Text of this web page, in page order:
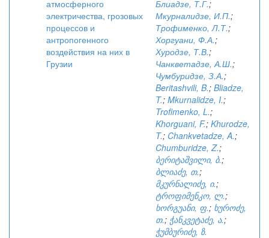
атмосферного
электричества, грозовых
процессов и
антропогенного
воздействия на них в
Грузии
Блиадзе, Т.Г.;
Мкурналидзе, И.П.;
Трофименко, Л.Т.;
Хоргуани, Ф.А.;
Хуродзе, Т.В.;
Чанкветадзе, А.Ш.;
Чумбуридзе, З.А.;
Beritashvili, B.; Bliadze,
T.; Mkurnalidze, I.;
Trofimenko, L.;
Khorguani, F.; Khurodze,
T.; Chankvetadze, A.;
Chumburidze, Z.;
ბერიტაშვილი, ბ.;
ბლიაძე, თ.;
მკურნალიძე, ი.;
ტროფიმენკო, ლ.;
ხორგუანი, ფ.; ხუროძე,
თ.; ჭანკვეტაძე, ა.;
ჭუმბურიძე, ზ.